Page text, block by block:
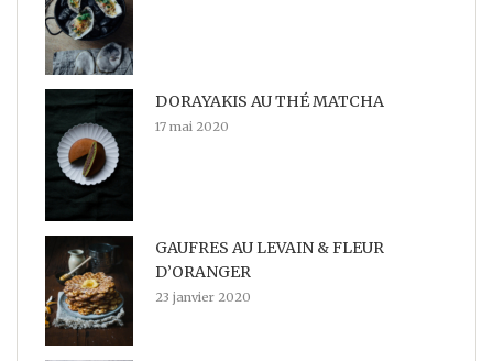
DORAYAKIS AU THÉ MATCHA
17 mai 2020
GAUFRES AU LEVAIN & FLEUR
D’ORANGER
23 janvier 2020